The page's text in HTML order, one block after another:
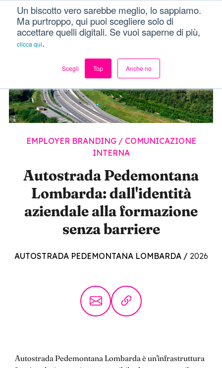
Un biscotto vero sarebbe meglio, lo sappiamo.
Ma purtroppo, qui puoi scegliere solo di
accettare quelli digitali. Se vuoi saperne di più,
clicca qui.
Scegli Top Anche no
Menu
EMPLOYER BRANDING / COMUNICAZIONE
INTERNA
Autostrada Pedemontana
Lombarda: dall'identità
aziendale alla formazione
senza barriere
AUTOSTRADA PEDEMONTANA LOMBARDA / 2026
Autostrada Pedemontana Lombarda è un'infrastruttura